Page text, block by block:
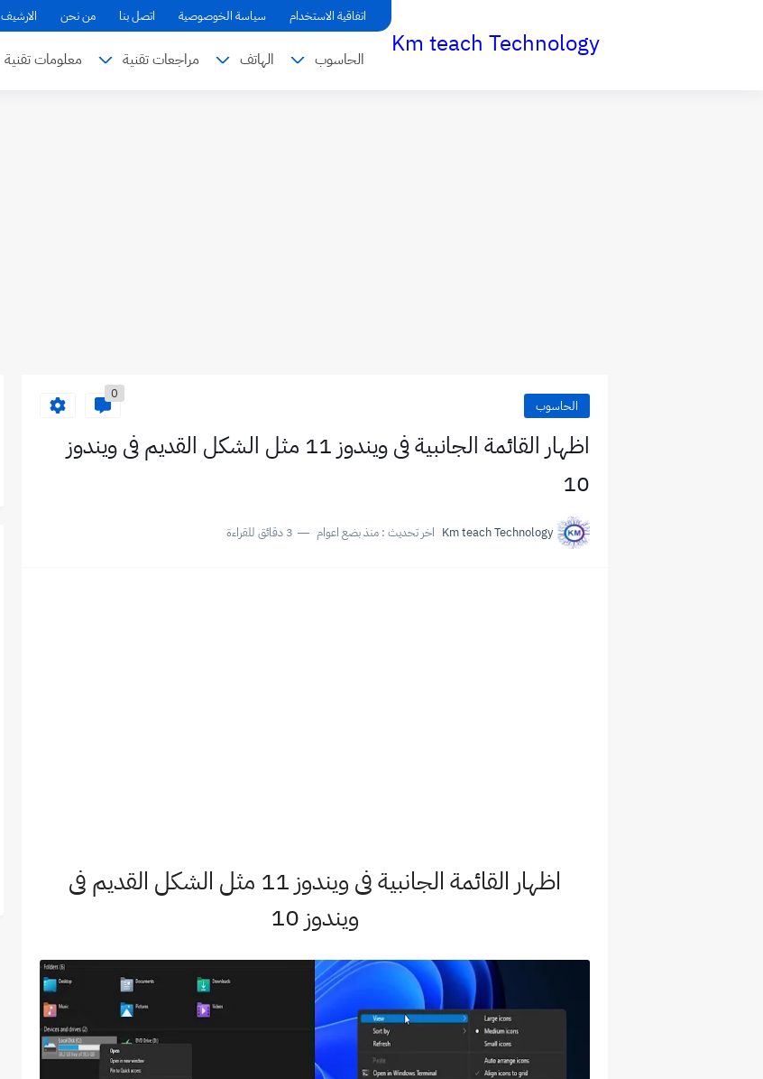
اتفاقية الاستخدام سياسة الخوصوصية اتصل بنا من نحن الارشيف
Km teach Technology الحاسوب الهاتف مراجعات تقنية معلومات تقنية
الحاسوب
0
اظهار القائمة الجانبية فى ويندوز 11 مثل الشكل القديم فى ويندوز
10
Km teach Technology اخر تحديث : منذ بضع اعوام 3 دقائق للقراءة
اظهار القائمة الجانبية فى ويندوز 11 مثل الشكل القديم فى
ويندوز 10